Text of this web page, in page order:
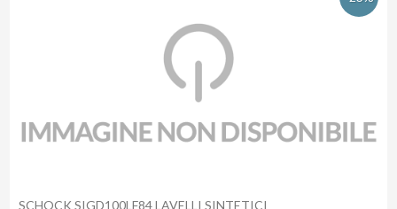
SCHOCK SIGD100LF84 LAVELLI SINTETICI